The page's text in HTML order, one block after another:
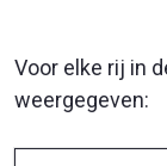
Voor elke rij in
weergegeven: